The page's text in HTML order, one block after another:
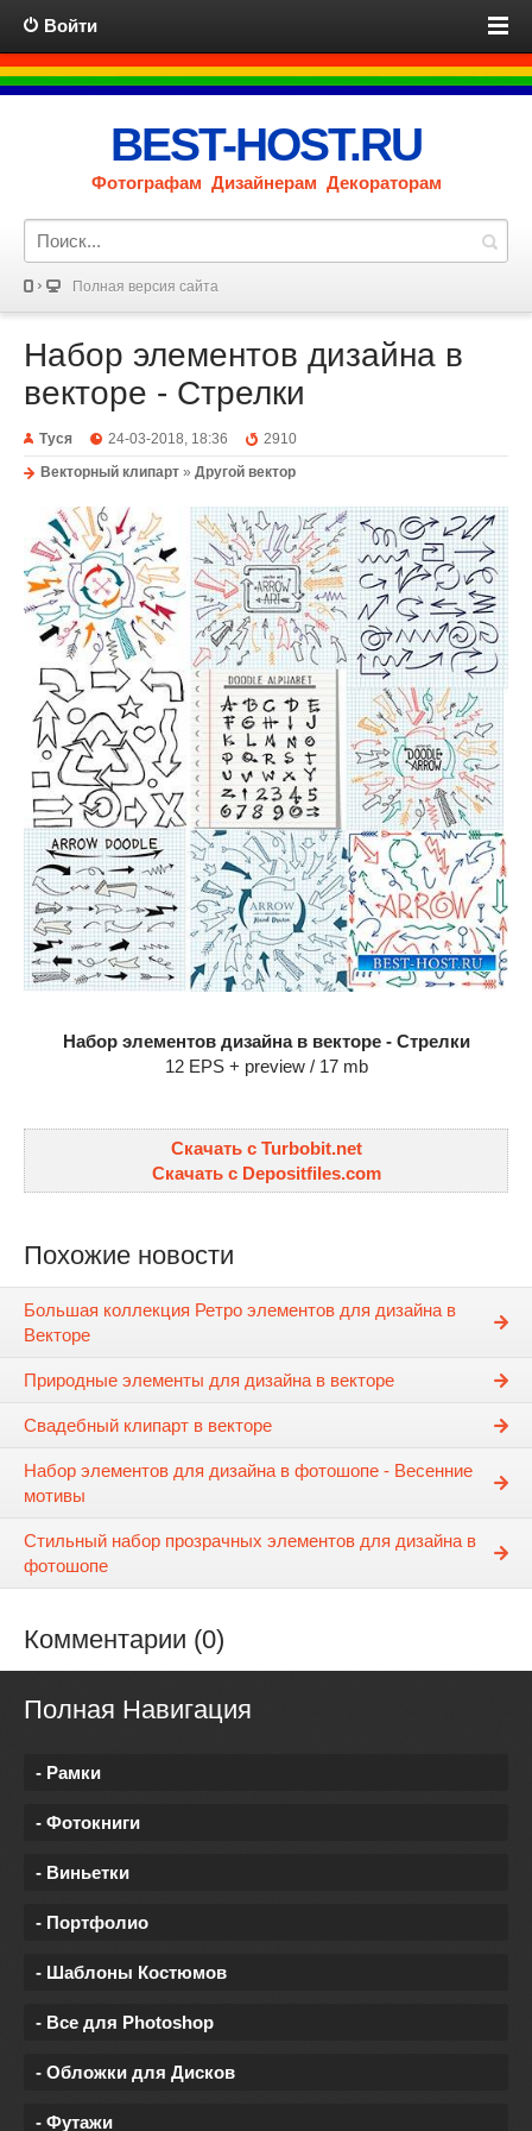
Войти
BEST-HOST.RU
Фотографам Дизайнерам Декораторам
Полная версия сайта
Набор элементов дизайна в
векторе - Стрелки
Туся 24-03-2018, 18:36
2910
Векторный клипарт » Другой вектор
Набор элементов дизайна в векторе - Стрелки
12 EPS + preview / 17 mb
Скачать с Turbobit.net
Скачать с Depositfiles.com
Похожие новости
Большая коллекция Ретро элементов для дизайна в
Векторе
Природные элементы для дизайна в векторе
Свадебный клипарт в векторе
Набор элементов для дизайна в фотошопе - Весенние
мотивы
Стильный набор прозрачных элементов для дизайна в
фотошопе
Комментарии (0)
Полная Навигация
- Рамки
- Фотокниги
- Виньетки
- Портфолио
- Шаблоны Костюмов
- Все для Photoshop
- Обложки для Дисков
- Футажи